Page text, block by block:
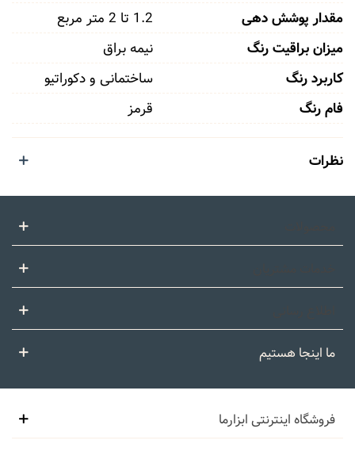
مقدار پوشش دهی
1.2 تا 2 متر مربع
میزان براقیت رنگ
نیمه براق
کاربرد رنگ
ساختمانی و دکوراتیو
فام رنگ
قرمز
نظرات
ما اینجا هستیم
فروشگاه اینترنتی ابزارما